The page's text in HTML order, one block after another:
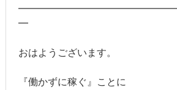
━
おはようございます。
『働かずに稼ぐ』ことに